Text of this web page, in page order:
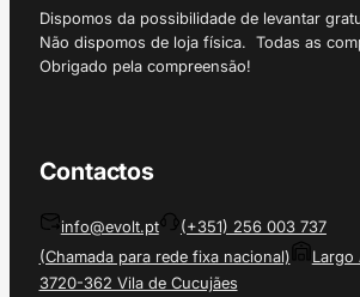
Dispomos da possibilidade de levantar
Não dispomos de loja física. Todas as
Obrigado pela compreensão!
Contactos
info@evolt.pt
(+351) 256 003 737
(Chamada para rede fixa nacional)
Largo
3720-362 Vila de Cucujães